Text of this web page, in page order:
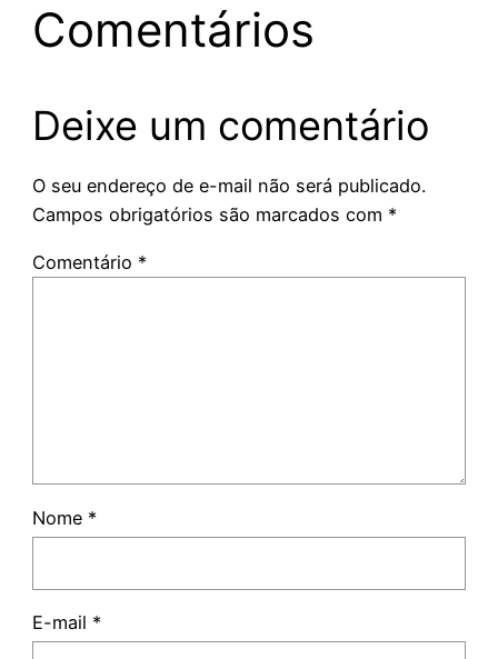
Comentários
Deixe um comentário
O seu endereço de e-mail não será publicado.
Campos obrigatórios são marcados com *
Comentário *
Nome *
E-mail *